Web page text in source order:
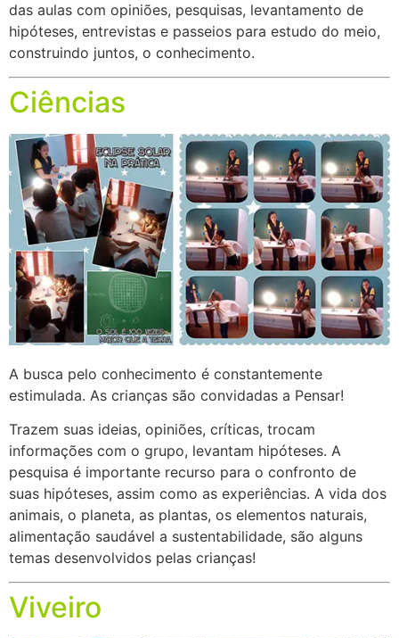
das aulas com opiniões, pesquisas, levantamento de
hipóteses, entrevistas e passeios para estudo do meio,
construindo juntos, o conhecimento.
Ciências
A busca pelo conhecimento é constantemente
estimulada. As crianças são convidadas a Pensar!
Trazem suas ideias, opiniões, críticas, trocam
informações com o grupo, levantam hipóteses. A
pesquisa é importante recurso para o confronto de
suas hipóteses, assim como as experiências. A vida dos
animais, o planeta, as plantas, os elementos naturais,
alimentação saudável a sustentabilidade, são alguns
temas desenvolvidos pelas crianças!
Viveiro